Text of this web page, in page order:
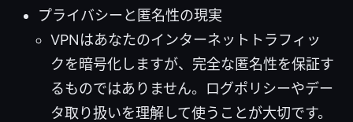
プライバシーと匿名性の現実
VPNはあなたのインターネットトラフィッ
クを暗号化しますが、完全な匿名性を保証す
るものではありません。ログポリシーやデー
タ取り扱いを理解して使うことが大切です。